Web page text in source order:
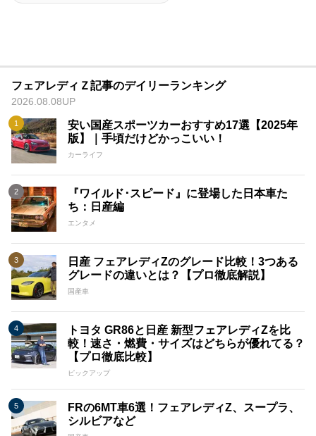
フェアレディＺ記事のデイリーランキング
2026.08.08UP
安い国産スポーツカーおすすめ17選【2025年
版】｜手頃だけどかっこいい！
カーライフ
『ワイルド･スピード』に登場した日本車た
ち：日産編
エンタメ
日産 フェアレディZのグレード比較！3つある
グレードの違いとは？【プロ徹底解説】
国産車
トヨタ GR86と日産 新型フェアレディZを比
較！速さ・燃費・サイズはどちらが優れてる？
【プロ徹底比較】
ピックアップ
FRの6MT車6選！フェアレディZ、スープラ、
シルビアなど